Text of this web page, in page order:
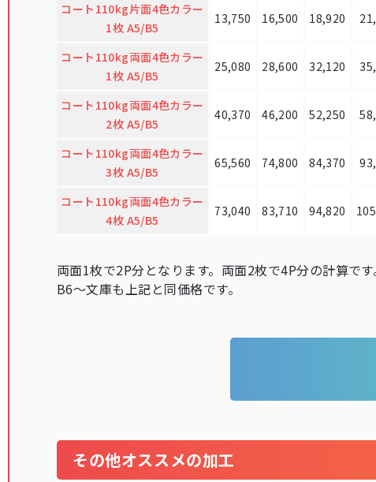
コート110kg片面4色カラー
1枚 A5/B5
13,750 16,500 18,920
コート110kg両面4色カラー
1枚 A5/B5
25,080 28,600 32,120
コート110kg両面4色カラー
2枚 A5/B5
40,370 46,200 52,250
コート110kg両面4色カラー
3枚 A5/B5
65,560 74,800 84,370
コート110kg両面4色カラー
4枚 A5/B5
73,040 83,710 94,820
両面1枚で2P分となります。両面2枚で4P分の計算です
B6～文庫も上記と同価格です。
その他オススメの加工